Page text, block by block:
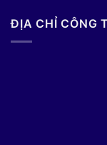
ĐỊA CHỈ CÔNG